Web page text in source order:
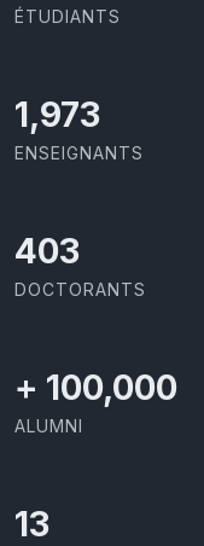
ÉTUDIANTS
2,086
ENSEIGNANTS
426
DOCTORANTS
+ 100,000
ALUMNI
13